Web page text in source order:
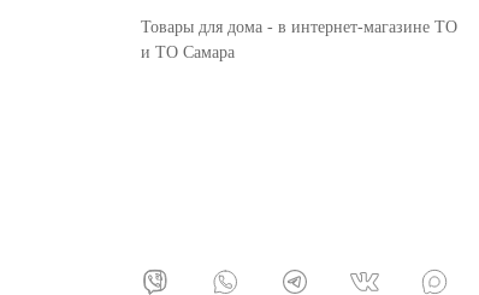
Товары для дома - в интернет-магазине ТО
и ТО Самара